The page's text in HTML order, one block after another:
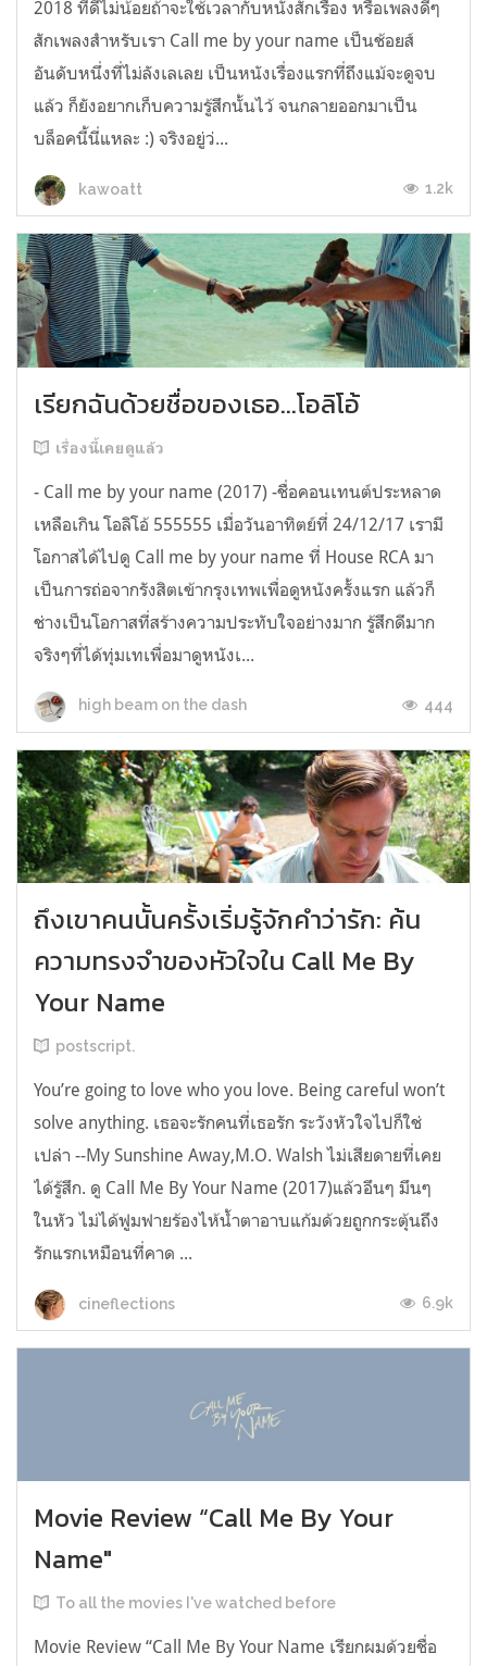
2018 ที่ดีไม่น้อยถ้าจะใช้เวลากับหนังสักเรื่อง หรือเพลงดีๆ
สักเพลงสำหรับเรา Call me by your name เป็นช้อยส์
อันดับหนึ่งที่ไม่ลังเลเลย เป็นหนังเรื่องแรกที่ถึงแม้จะดูจบ
แล้ว ก็ยังอยากเก็บความรู้สึกนั้นไว้ จนกลายออกมาเป็น
บล็อคนี้นี่แหละ :) จริงอยู่ว่...
kawoatt 1.2k
เรียกฉันด้วยชื่อของเธอ...โอลิโอ้
เรื่องนี้เคยดูแล้ว
- Call me by your name (2017) -ชื่อคอนเทนต์ประหลาด
เหลือเกิน โอลิโอ้ 555555 เมื่อวันอาทิตย์ที่ 24/12/17 เรามี
โอกาสได้ไปดู Call me by your name ที่ House RCA มา
เป็นการถ่อจากรังสิตเข้ากรุงเทพเพื่อดูหนังครั้งแรก แล้วก็
ช่างเป็นโอกาสที่สร้างความประทับใจอย่างมาก รู้สึกดีมาก
จริงๆที่ได้ทุ่มเทเพื่อมาดูหนังเ...
high beam on the dash 444
ถึงเขาคนนั้นครั้งเริ่มรู้จักคำว่ารัก: ค้น
ความทรงจำของหัวใจใน Call Me By
Your Name
postscript.
You’re going to love who you love. Being careful won’t
solve anything. เธอจะรักคนที่เธอรัก ระวังหัวใจไปก็ใช่
เปล่า --My Sunshine Away,M.O. Walsh ไม่เสียดายที่เคย
ได้รู้สึก. ดู Call Me By Your Name (2017)แล้วอึนๆ มึนๆ
ในหัว ไม่ได้ฟูมฟายร้องไห้น้ำตาอาบแก้มด้วยถูกกระตุ้นถึง
รักแรกเหมือนที่คาด ...
cineflections 6.9k
Movie Review “Call Me By Your
Name"
To all the movies I've watched before
Movie Review “Call Me By Your Name เรียกผมด้วยชื่อ